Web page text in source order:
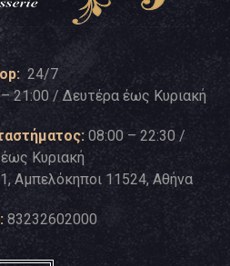
24/7
21:00 / Δευτέρα έως Κυριακή
08:00 – 22:30 /
Κυριακή
Αμπελόκηποι 11524, Αθήνα
83232602000